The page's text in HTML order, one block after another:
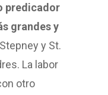
predicador
grandes y
y St.
La labor
otro